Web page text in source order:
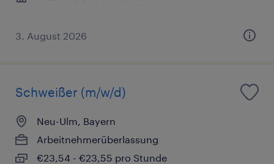
3. August 2026
Schweißer (m/w/d)
Neu-Ulm, Bayern
Arbeitnehmerüberlassung
€23,54 - €23,55 pro Stunde